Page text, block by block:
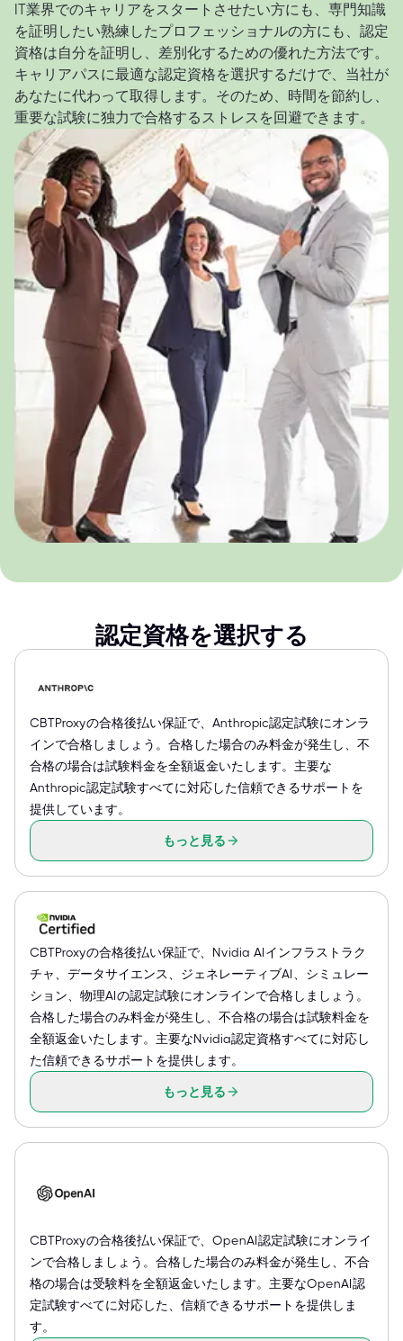
IT業界でのキャリアをスタートさせたい方にも、専門知識
を証明したい熟練したプロフェッショナルの方にも、認定
資格は自分を証明し、差別化するための優れた方法です。
キャリアパスに最適な認定資格を選択するだけで、当社が
あなたに代わって取得します。そのため、時間を節約し、
重要な試験に独力で合格するストレスを回避できます。
認定資格を選択する
CBTProxyの合格後払い保証で、Anthropic認定試験にオンラ
インで合格しましょう。合格した場合のみ料金が発生し、不
合格の場合は試験料金を全額返金いたします。主要な
Anthropic認定試験すべてに対応した信頼できるサポートを
提供しています。
もっと見る
CBTProxyの合格後払い保証で、Nvidia AIインフラストラク
チャ、データサイエンス、ジェネレーティブAI、シミュレー
ション、物理AIの認定試験にオンラインで合格しましょう。
合格した場合のみ料金が発生し、不合格の場合は試験料金を
全額返金いたします。主要なNvidia認定資格すべてに対応し
た信頼できるサポートを提供します。
もっと見る
CBTProxyの合格後払い保証で、OpenAI認定試験にオンライ
ンで合格しましょう。合格した場合のみ料金が発生し、不合
格の場合は受験料を全額返金いたします。主要なOpenAI認
定試験すべてに対応した、信頼できるサポートを提供しま
す。